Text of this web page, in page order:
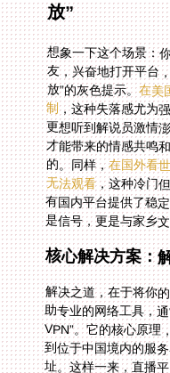
放”
想象一下这个场景：
友，兴奋地打开平台
放”的灰色提示。在美
制，这种失落感尤为
更想听到解说员激
才能带来的情感共
的。同样，在国外看
无法观看，这种冷门
有国内平台提
是信号，更是与家乡
核心解决方案：
解决之道，在于将你
助专业的网络工具，
VPN”。它的核心原
到位于中国境内的服
址。这样一来，直播
无阻。然而，市面上
对稳定性和速度要求